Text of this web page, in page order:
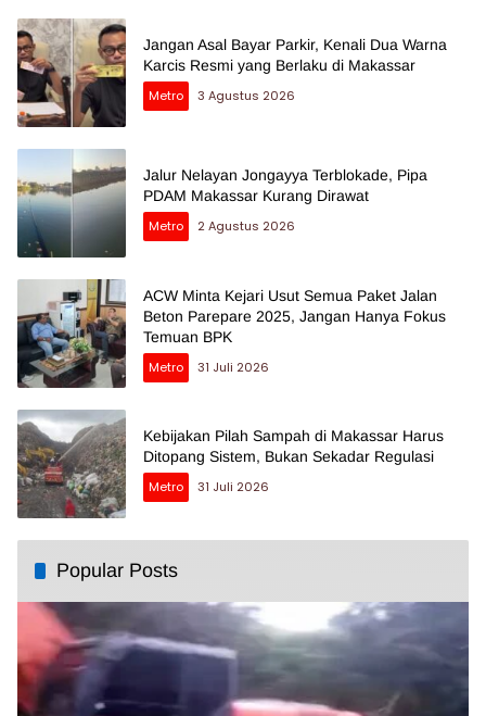
Jangan Asal Bayar Parkir, Kenali Dua Warna
Karcis Resmi yang Berlaku di Makassar
Metro
3 Agustus 2026
Jalur Nelayan Jongayya Terblokade, Pipa
PDAM Makassar Kurang Dirawat
Metro
2 Agustus 2026
ACW Minta Kejari Usut Semua Paket Jalan
Beton Parepare 2025, Jangan Hanya Fokus
Temuan BPK
Metro
31 Juli 2026
Kebijakan Pilah Sampah di Makassar Harus
Ditopang Sistem, Bukan Sekadar Regulasi
Metro
31 Juli 2026
Popular Posts